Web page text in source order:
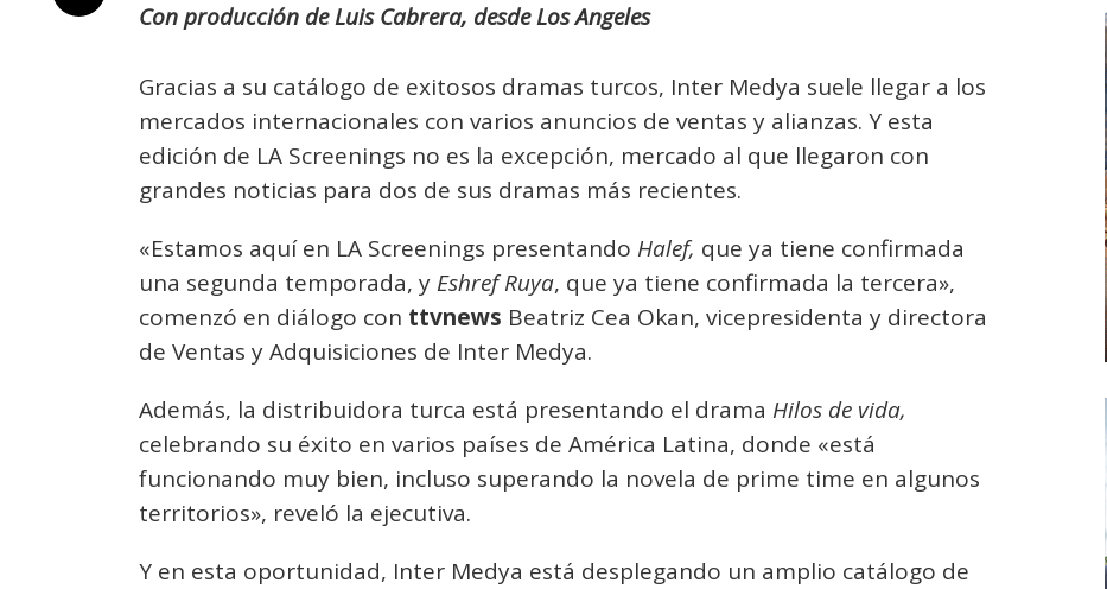
Con producción de Luis Cabrera, desde Los Angeles
Gracias a su catálogo de exitosos dramas turcos, Inter Medya suele llegar a los
mercados internacionales con varios anuncios de ventas y alianzas. Y esta
edición de LA Screenings no es la excepción, mercado al que llegaron con
grandes noticias para dos de sus dramas más recientes.
«Estamos aquí en LA Screenings presentando Halef, que ya tiene confirmada
una segunda temporada, y Eshref Ruya, que ya tiene confirmada la tercera»,
comenzó en diálogo con ttvnews Beatriz Cea Okan, vicepresidenta y directora
de Ventas y Adquisiciones de Inter Medya.
Además, la distribuidora turca está presentando el drama Hilos de vida,
celebrando su éxito en varios países de América Latina, donde «está
funcionando muy bien, incluso superando la novela de prime time en algunos
territorios», reveló la ejecutiva.
Y en esta oportunidad, Inter Medya está desplegando un amplio catálogo de